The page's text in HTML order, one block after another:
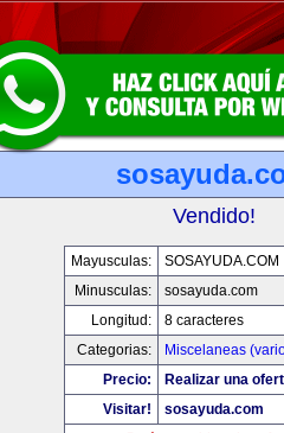
Vendido!
Mayusculas:
SOSAYUDA.COM
Minusculas:
sosayuda.com
Longitud:
8 caracteres
Categorias:
Miscelaneas
Precio:
Realizar una
Visitar!
sosayuda.com